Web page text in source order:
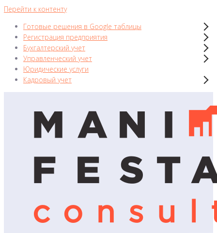
Перейти к контенту
Готовые решения в Google таблицы
Регистрация предприятия
Бухгалтерский учет
Управленческий учет
Юридические услуги
Кадровый учет